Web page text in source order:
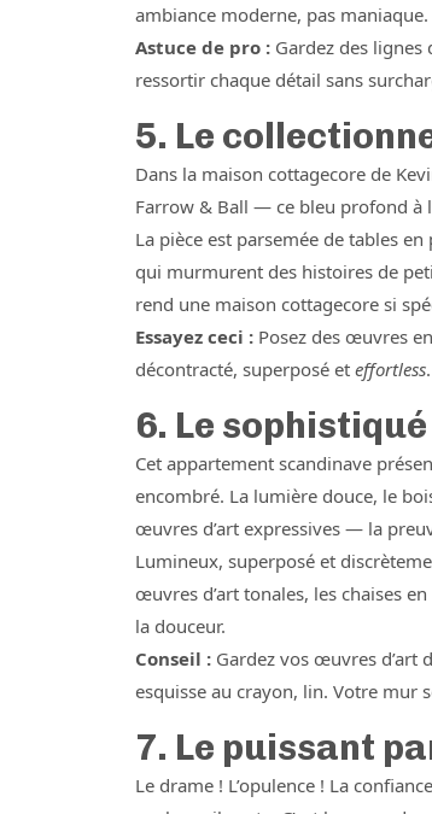
ambiance moderne, pas maniaque.
Astuce de pro : Gardez des lignes
ressortir chaque détail sans
5. Le
Dans la maison cottagecore de
Farrow & Ball — ce bleu profond à
La pièce est parsemée de tables
qui murmurent des histoires de
rend une maison cottagecore si
Essayez ceci : Posez des œuvres
décontracté, superposé et effortless.
6. Le
Cet appartement scandinave
encombré. La lumière douce, le
œuvres d’art expressives — la
Lumineux, superposé et
œuvres d’art tonales, les chaises
la douceur.
Conseil : Gardez vos œuvres
esquisse au crayon, lin. Votre mur
7. Le puissant
Le drame ! L’opulence ! La